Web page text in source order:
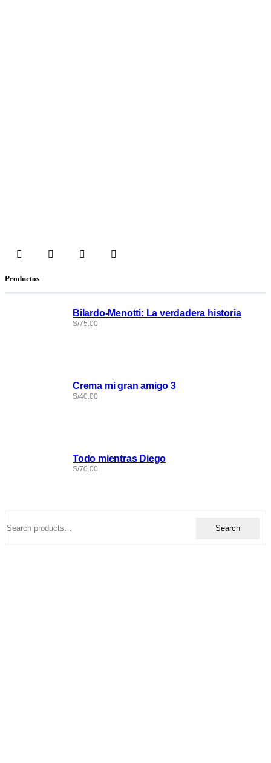
Productos
Bilardo-Menotti: La verdadera historia
S/75.00
Crema mi gran amigo 3
S/40.00
Todo mientras Diego
S/70.00
Search
Search